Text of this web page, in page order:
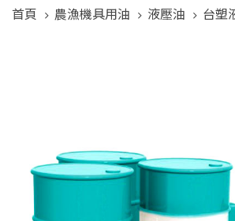
首頁 農漁機具用油 液壓油 台塑